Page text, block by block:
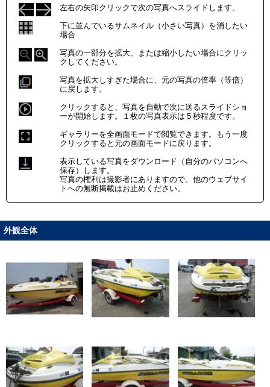
左右の矢印クリックで次の写真へスライドします。
下に並んでいるサムネイル（小さい写真）を消したい
場合
写真の一部分を拡大、または縮小したい場合にクリッ
クしてください。
写真を拡大しすぎた場合に、元の写真の倍率（等倍）
に戻します。
クリックすると、写真を自動で次に送るスライドショ
ーが開始します。１枚の写真表示は５秒程度です。
ギャラリーを全画面モードで閲覧できます。もう一度
クリックすると元の画面モードに戻ります。
表示している写真をダウンロード（自分のパソコンへ
保存）します。
写真の権利は撮影者にありますので、他のウェブサイ
トへの無断掲載はお止めください。
外観全体